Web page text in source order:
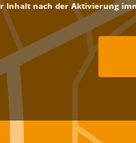
Inhalt nach der Aktivierung